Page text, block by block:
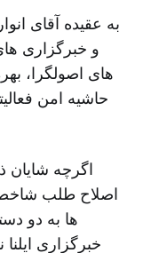
به عقیده آقای
و خبرگزاری
های اصولگرا،
حاشیه امن
اگرچه
اصلاح طلب
ها به دو
خبرگزاری